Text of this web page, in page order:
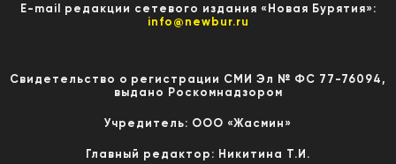
E-mail редакции сетевого издания «Новая Бурятия»:
info@newbur.ru
Свидетельство о регистрации СМИ Эл № ФС 77-76094,
выдано Роскомнадзором
Учредитель: ООО «Жасмин»
Главный редактор: Никитина Т.И.